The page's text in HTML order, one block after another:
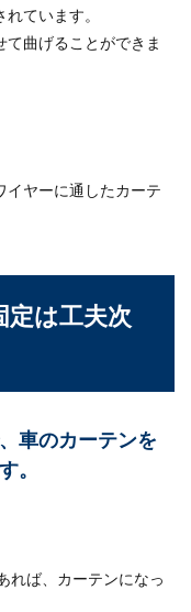
物、それがカーテンで
高いですし、100均アイ
ています。
曲げることができま
イヤーに通したカーテ
は工夫次
車のカーテンを
。
れば、カーテンになっ